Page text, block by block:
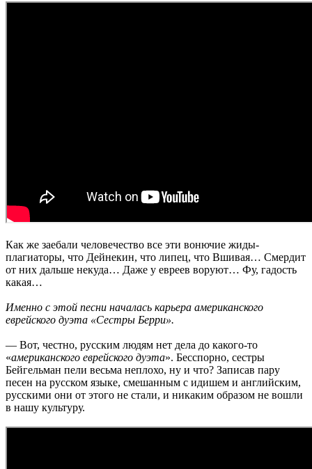
Как же заебали человечество все эти вонючие жиды-
плагиаторы, что Дейнекин, что липец, что Вшивая… Смердит
от них дальше некуда… Даже у евреев воруют… Фу, гадость
какая…
Именно с этой песни началась карьера американского
еврейского дуэта «Сестры Берри».
— Вот, честно, русским людям нет дела до какого-то
«американского еврейского дуэта». Бесспорно, сестры
Бейгельман пели весьма неплохо, ну и что? Записав пару
песен на русском языке, смешанным с идишем и английским,
русскими они от этого не стали, и никаким образом не вошли
в нашу культуру.